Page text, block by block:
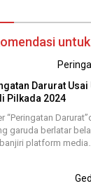
Darurat Usai
Pilkada 2024
“Peringatan
garuda berlatar
platform